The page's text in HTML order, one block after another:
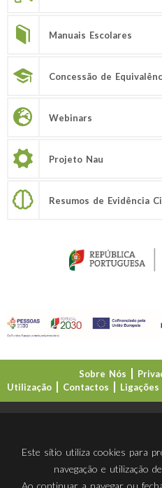
Manuais Escolares
Concessão de
Webinars
Projeto Nau
Resumos de Evidência
Sobre Nós
Utilização
Contactos Ligações
Este sítio utiliza cookies para
navegação e utilização
Ao continuar a navegar ou